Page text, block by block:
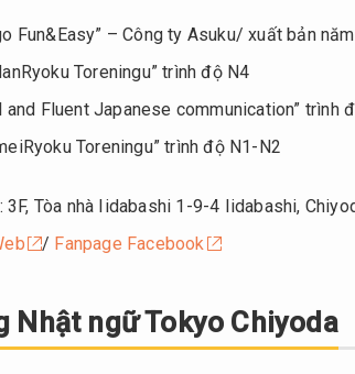
Fun&Easy” – Công ty Asuku/ xuất bản
Toreningu” trình độ N4
and Fluent Japanese communication” trình
Toreningu” trình độ N1-N2
3F, Tòa nhà Iidabashi 1-9-4 Iidabashi,
/ Fanpage Facebook
Nhật ngữ Tokyo Chiyoda